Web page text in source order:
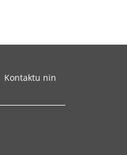
Kontaktu nin